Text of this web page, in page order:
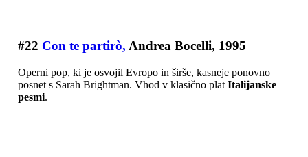
#22 Con te partirò, Andrea Bocelli, 1995
Operni pop, ki je osvojil Evropo in širše, kasneje ponovno
posnet s Sarah Brightman. Vhod v klasično plat Italijanske
pesmi.